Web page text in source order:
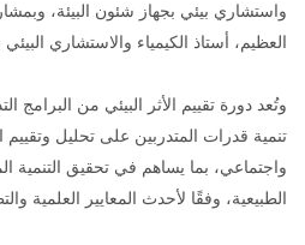
واستشاري بيئي بجهاز شئون البيئة،
العظيم، أستاذ الكيمياء والاستشاري البيئي
وتُعد دورة تقييم الأثر البيئي من البرامج
تنمية قدرات المتدربين على تحليل
واجتماعي، بما يساهم في تحقيق التنمية
الطبيعية، وفقًا لأحدث المعايير العلمية